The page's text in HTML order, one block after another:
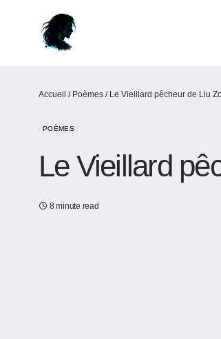
Accueil / Poèmes / Le Vieillard pêcheur de Liu
POÈMES
Le Vieillard
8 minute read